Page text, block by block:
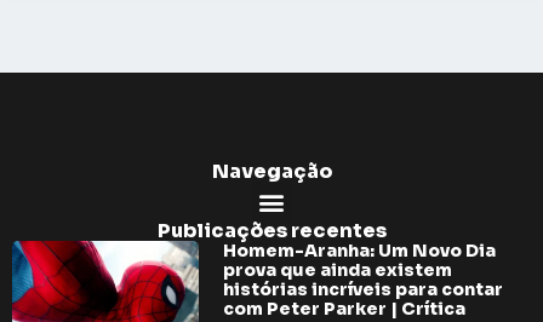
Navegação
Publicações recentes
Homem-Aranha: Um Novo Dia
prova que ainda existem
histórias incríveis para contar
com Peter Parker | Crítica